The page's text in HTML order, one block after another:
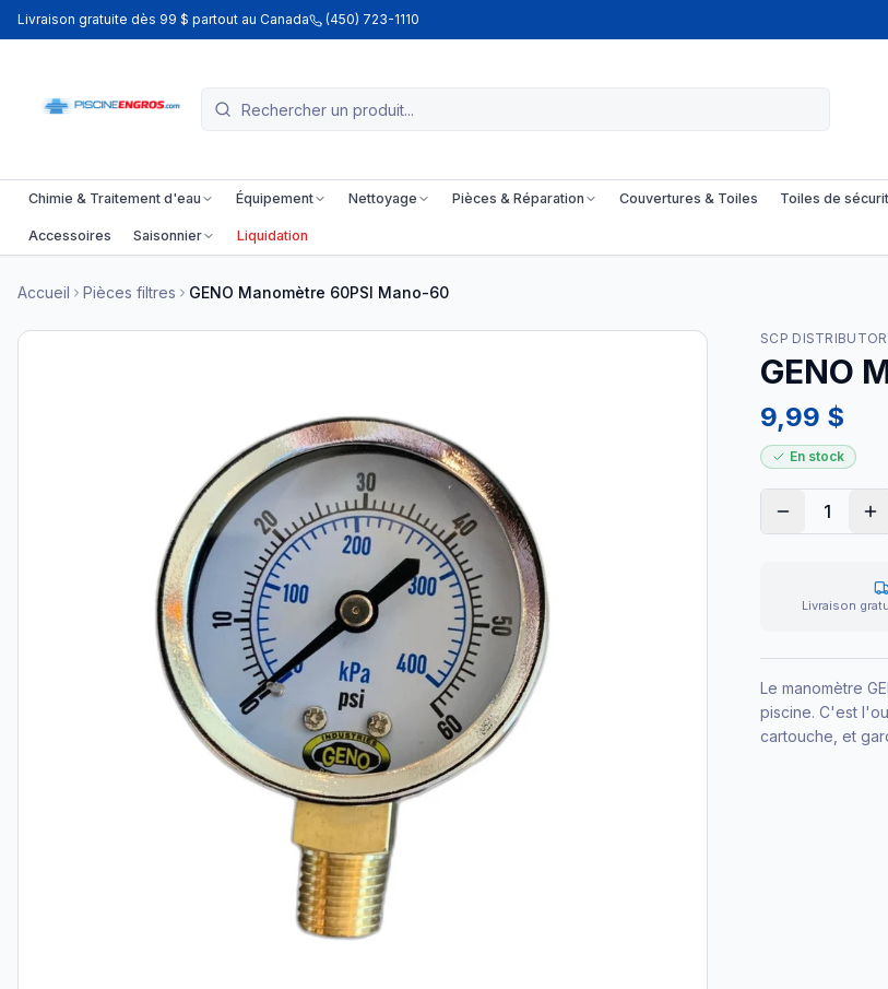
Livraison gratuite dès 99 $ partout au Canada (450) 723-1110
Chimie & Traitement d'eau Équipement Nettoyage Pièces & Réparation Couvertures & Toiles Toiles de
Accessoires Saisonnier Liquidation
Accueil Pièces filtres GENO Manomètre 60PSI Mano-60
SCP
GENO
9,99 $
En stock
1
Livraison
Le manomètre
piscine. C'est
cartouche, et